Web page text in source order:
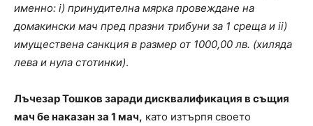
именно: i) принудителна мярка провеждане на
домакински мач пред празни трибуни за 1 среща и ii)
имуществена санкция в размер от 1000,00 лв. (хиляда
лева и нула стотинки).
Лъчезар Тошков заради дисквалификация в същия
мач бе наказан за 1 мач, като изтърпя своето